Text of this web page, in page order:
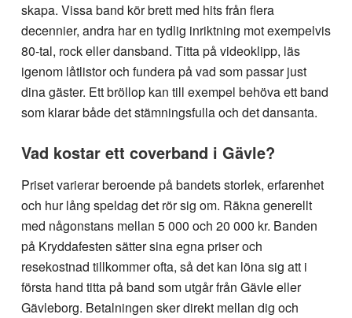
skapa. Vissa band kör brett med hits från flera
decennier, andra har en tydlig inriktning mot exempelvis
80-tal, rock eller dansband. Titta på videoklipp, läs
igenom låtlistor och fundera på vad som passar just
dina gäster. Ett bröllop kan till exempel behöva ett band
som klarar både det stämningsfulla och det dansanta.
Vad kostar ett coverband i Gävle?
Priset varierar beroende på bandets storlek, erfarenhet
och hur lång speldag det rör sig om. Räkna generellt
med någonstans mellan 5 000 och 20 000 kr. Banden
på Kryddafesten sätter sina egna priser och
resekostnad tillkommer ofta, så det kan löna sig att i
första hand titta på band som utgår från Gävle eller
Gävleborg. Betalningen sker direkt mellan dig och